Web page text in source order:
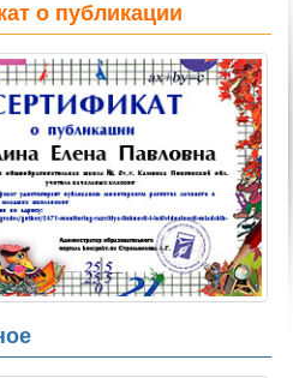
о публикации